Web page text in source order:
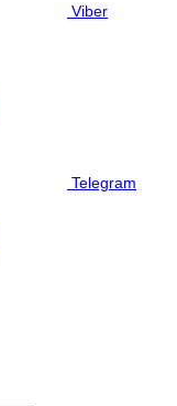
Viber
Telegram